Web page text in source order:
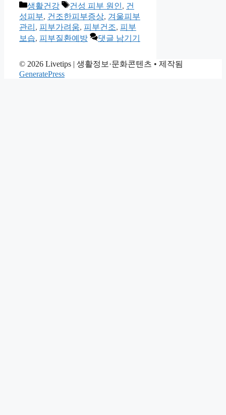
카
테
고
리
생활건강
태
그
건성 피부 원인, 건
성피부, 건조한피부증상, 겨울피부
관리 , 피부가려움, 피부건조, 피부
보습, 피부질환예방 댓글 남기기
© 2026 Livetips | 생활정보·문화콘텐츠 • 제작됨
GeneratePress